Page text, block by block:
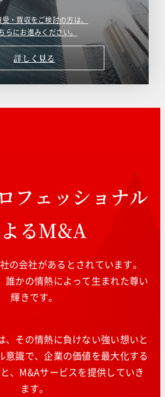
・買収をご検討の方は、
らにお進みください。
詳しく見る
フェッショナル
るM&A
の会社があるとされています。
誰かの情熱によって生まれた尊い
輝きです。
、その情熱に負けない強い想いと
意識で、企業の価値を最大化する
、M&Aサービスを提供していき
ます。